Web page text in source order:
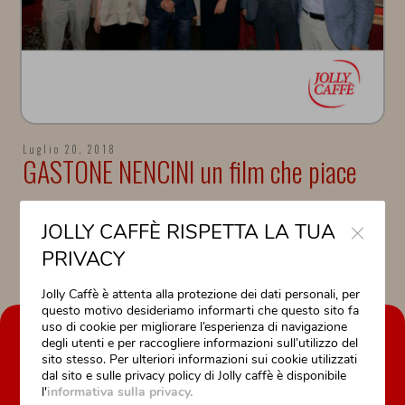
Luglio 20, 2018
GASTONE NENCINI un film che piace
Jolly Caffè sostiene il film sulla vita e sulla storia agonistica di Gastone
Nencini.
AZIENDA
La nostra storia
Il nostro lavoro è la nostra passione
JOLLY CAFFÈ RISPETTA LA TUA
PRIVACY
Jolly Caffè è attenta alla protezione dei dati personali, per
questo motivo desideriamo informarti che questo sito fa
uso di cookie per migliorare l’esperienza di navigazione
degli utenti e per raccogliere informazioni sull’utilizzo del
sito stesso. Per ulteriori informazioni sui cookie utilizzati
dal sito e sulle privacy policy di Jolly caffè è disponibile
l'informativa sulla privacy.